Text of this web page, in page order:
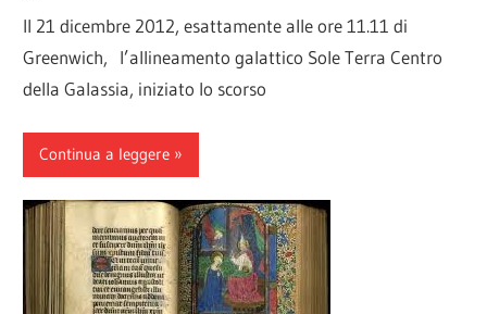
Il 21 dicembre 2012, esattamente alle ore 11.11 di
Greenwich, l’allineamento galattico Sole Terra Centro
della Galassia, iniziato lo scorso
Continua a leggere